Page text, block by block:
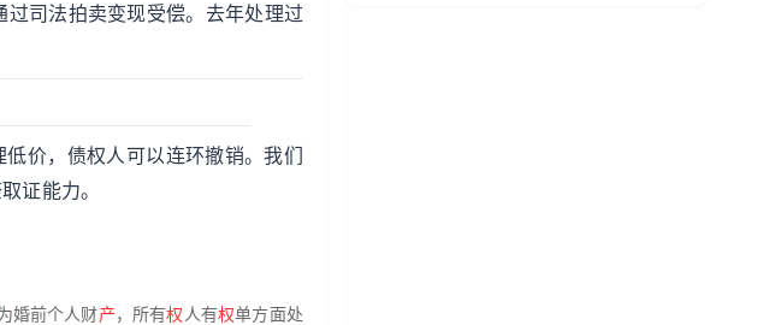
司法拍卖变现受偿。去年处理过
价，债权人可以连环撤销。我们
证能力。
婚前个人财产，所有权 人有权单方面处